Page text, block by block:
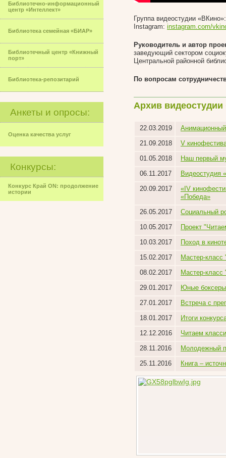
Библиотечно-информационный
центр «Интеллект»
Библиотека семейная «БИАР»
Библиотечный центр «Книжный
порт»
Библиотека-репозитарий
Анкеты и опросы:
Оценка качества услуг
Конкурсы:
Конкурс Край ON: продолжение
истории
Группа видеостудии
Instagram: instagram.com/
Руководитель и автор
заведующий сектором
Центральной районной
По вопросам
Архив
22.03.2019
21.09.2018
V
01.05.2018
Наш первый
06.11.2017
Видеостудия
20.09.2017
«IV
«Победа»
26.05.2017
Социальный
10.05.2017
Проект
10.03.2017
Поход в
15.02.2017
Мастер-класс
08.02.2017
Мастер-класс
29.01.2017
Юные боксеры
27.01.2017
Встреча с
18.01.2017
Итоги
12.12.2016
Читаем
28.11.2016
Молодежный
25.11.2016
Книга –